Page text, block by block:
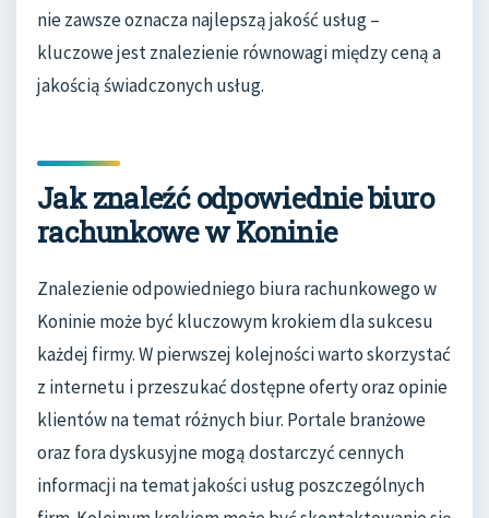
nie zawsze oznacza najlepszą jakość usług –
kluczowe jest znalezienie równowagi między ceną a
jakością świadczonych usług.
Jak znaleźć odpowiednie biuro
rachunkowe w Koninie
Znalezienie odpowiedniego biura rachunkowego w
Koninie może być kluczowym krokiem dla sukcesu
każdej firmy. W pierwszej kolejności warto skorzystać
z internetu i przeszukać dostępne oferty oraz opinie
klientów na temat różnych biur. Portale branżowe
oraz fora dyskusyjne mogą dostarczyć cennych
informacji na temat jakości usług poszczególnych